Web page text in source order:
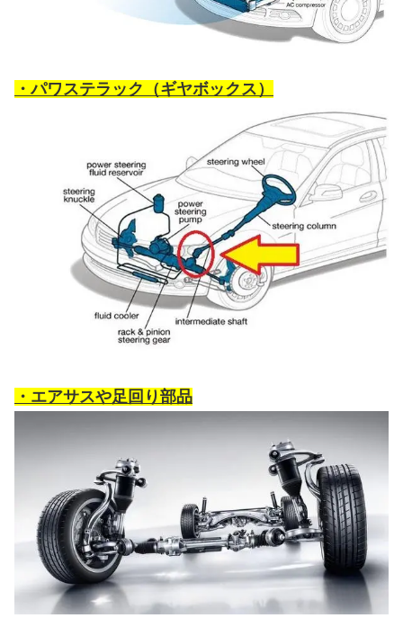
・パワステラック（ギヤボックス）
・エアサスや足回り部品